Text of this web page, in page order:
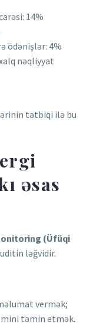
14%
ödənişlər: 4%
nəqliyyat
tətbiqi ilə bu
əsas
(Üfüqi
ləğvidir.
vermək;
təmin etmək.